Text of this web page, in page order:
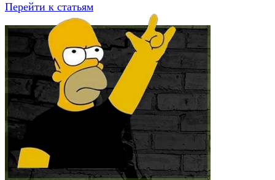
Перейти к статьям